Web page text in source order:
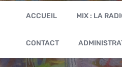
ACCUEIL MIX : LA
CONTACT